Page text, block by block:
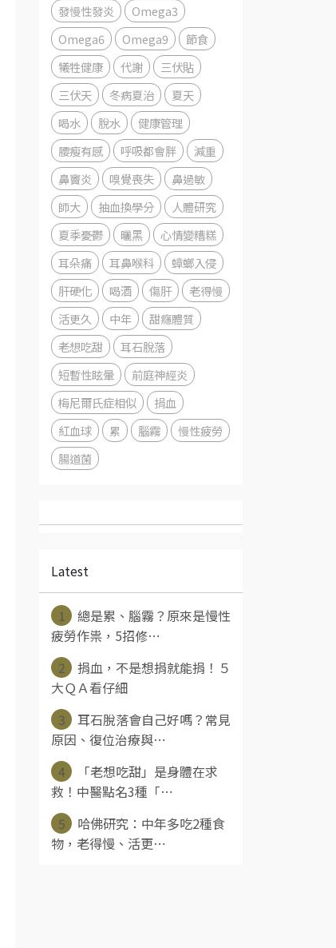
發慢性發炎
Omega3
Omega6
Omega9
節食
犧牲健康
代謝
三伏貼
三伏天
冬病夏治
夏天
喝水
脫水
健康管理
腰瘦有感
呼吸都會胖
減重
鼻竇炎
嗅覺喪失
鼻過敏
師大
抽血換學分
人體研究
夏季憂鬱
曬黑
心情變糟糕
耳朵痛
耳鼻喉科
蟑螂入侵
肝硬化
喝酒 傷肝
老得慢
活更久
中年
甜癮體質
老想吃甜
耳石脫落
短暫性眩暈
前庭神經炎
梅尼爾氏症相似
捐血
紅血球
累 腦霧
慢性疲勞
腸道菌
Latest
1
總是累、腦霧？原來是慢性
疲勞作祟，5招修⋯
2
捐血，不是想捐就能捐！５
大ＱＡ看仔細
3
耳石脫落會自己好嗎？常見
原因、復位治療與⋯
4
「老想吃甜」是身體在求
救！中醫點名3種「⋯
5
哈佛研究：中年多吃2種食
物，老得慢、活更⋯